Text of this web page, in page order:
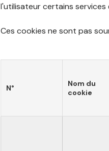
l'utilisateur certains services
Ces cookies ne sont pas
N°
Nom du
cookie